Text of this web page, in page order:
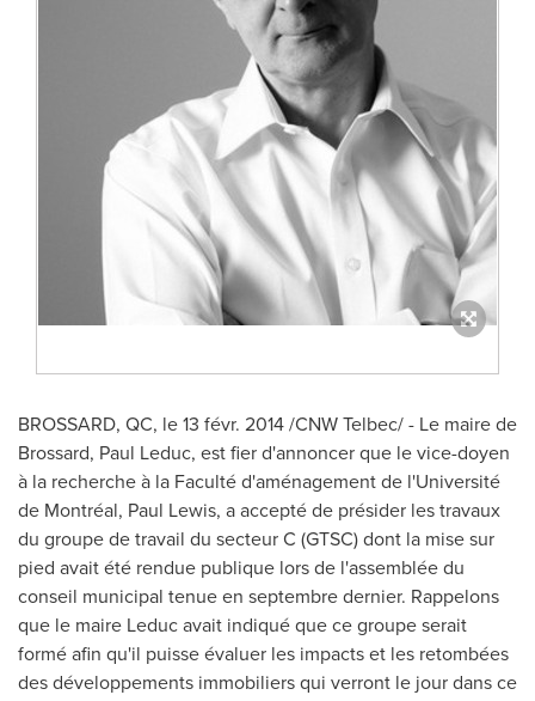
BROSSARD, QC, le 13 févr. 2014 /CNW Telbec/ - Le maire de
Brossard, Paul Leduc, est fier d'annoncer que le vice-doyen
à la recherche à la Faculté d'aménagement de l'Université
de Montréal, Paul Lewis, a accepté de présider les travaux
du groupe de travail du secteur C (GTSC) dont la mise sur
pied avait été rendue publique lors de l'assemblée du
conseil municipal tenue en septembre dernier. Rappelons
que le maire Leduc avait indiqué que ce groupe serait
formé afin qu'il puisse évaluer les impacts et les retombées
des développements immobiliers qui verront le jour dans ce